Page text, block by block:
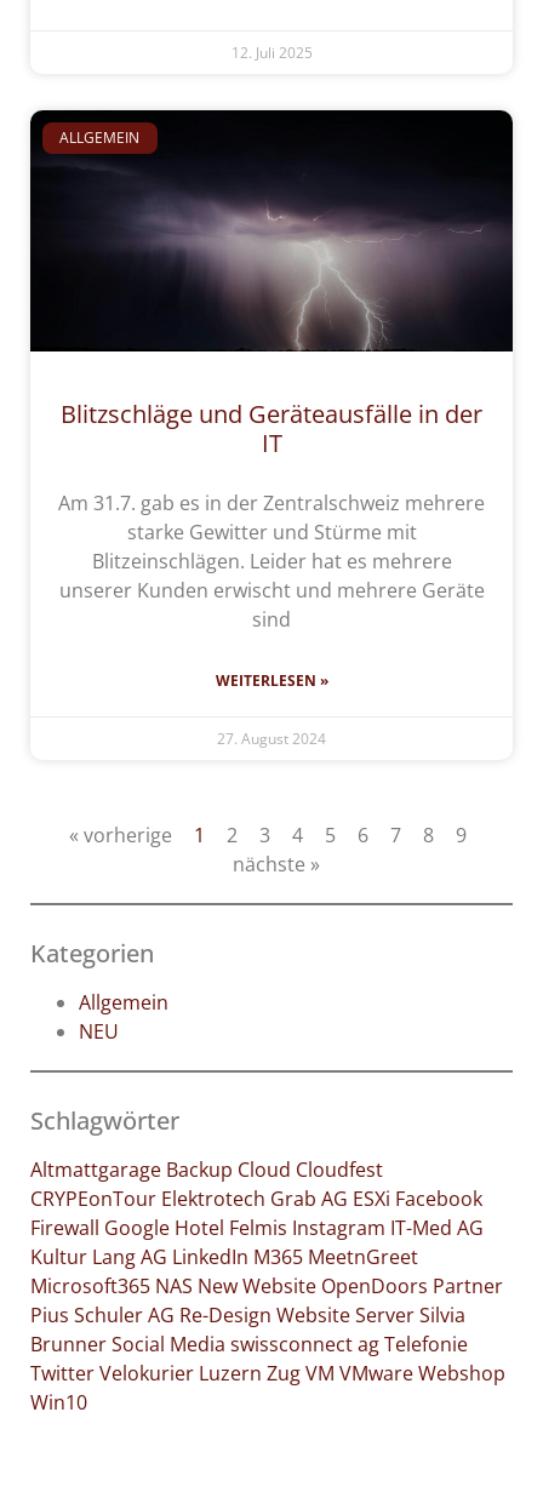
12. Juli 2025
ALLGEMEIN
Blitzschläge und Geräteausfälle in der
IT
Am 31.7. gab es in der Zentralschweiz mehrere
starke Gewitter und Stürme mit
Blitzeinschlägen. Leider hat es mehrere
unserer Kunden erwischt und mehrere Geräte
sind
WEITERLESEN »
27. August 2024
« vorherige 1 2 3 4 5 6 7 8
9
nächste »
Kategorien
Allgemein
NEU
Schlagwörter
Altmattgarage Backup Cloud Cloudfest
CRYPEonTour Elektrotech Grab AG ESXi Facebook
Firewall Google Hotel Felmis Instagram IT-Med AG
Kultur Lang AG LinkedIn M365 MeetnGreet
Microsoft365 NAS New Website OpenDoors Partner
Pius Schuler AG Re-Design WebsiteServerSilvia
BrunnerSocial Media swissconnect agTelefonie
TwitterVelokurier Luzern ZugVM VMwareWebshop
Win10